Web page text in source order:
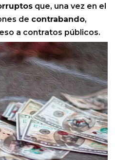
que, una vez en el
de contrabando,
a contratos públicos.